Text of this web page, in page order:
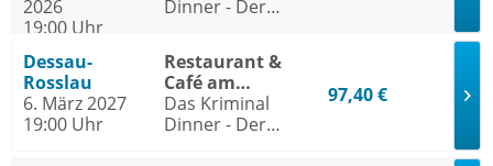
2026
19:00 Uhr
Dessau-Rosslau
Dinner - Der
Dessau-
Rosslau
6. März 2027
19:00 Uhr
Restaurant &
Café am
Georgengarten
Dessau-Rosslau
Das Kriminal
Dinner - Der
97,40 €